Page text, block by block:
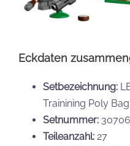
Eckdaten
Setbezeichnung:
Trainining Poly Bag
Setnummer: 30706
Teileanzahl: 27